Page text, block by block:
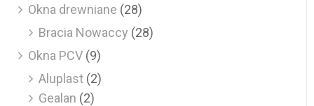
Okna drewniane (28)
Bracia Nowaccy (28)
Okna PCV (9)
Aluplast (2)
Gealan (2)